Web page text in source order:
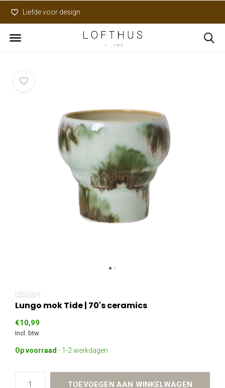
Liefde voor design
HKliving
Lungo mok Tide | 70's ceramics
€10,99
Incl. btw
Op voorraad - 1-2 werkdagen
TOEVOEGEN AAN WINKELWAGEN